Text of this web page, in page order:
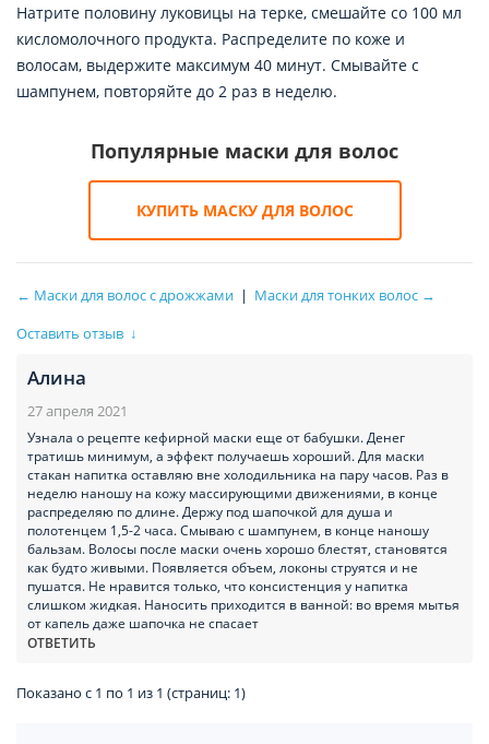
Натрите половину луковицы на терке, смешайте со 100 мл
кисломолочного продукта. Распределите по коже и
волосам, выдержите максимум 40 минут. Смывайте с
шампунем, повторяйте до 2 раз в неделю.
Популярные маски для волос
КУПИТЬ МАСКУ ДЛЯ ВОЛОС
← Маски для волос с дрожжами | Маски для тонких волос →
Оставить отзыв ↓
Алина
27 апреля 2021
Узнала о рецепте кефирной маски еще от бабушки. Денег
тратишь минимум, а эффект получаешь хороший. Для маски
стакан напитка оставляю вне холодильника на пару часов. Раз в
неделю наношу на кожу массирующими движениями, в конце
распределяю по длине. Держу под шапочкой для душа и
полотенцем 1,5-2 часа. Смываю с шампунем, в конце наношу
бальзам. Волосы после маски очень хорошо блестят, становятся
как будто живыми. Появляется объем, локоны струятся и не
пушатся. Не нравится только, что консистенция у напитка
слишком жидкая. Наносить приходится в ванной: во время мытья
от капель даже шапочка не спасает
ОТВЕТИТЬ
Показано с 1 по 1 из 1 (страниц: 1)